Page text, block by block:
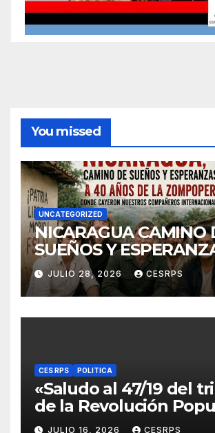
You missed
UNCATEGORIZED
NICARAGUA CAMINO
SUEÑOS Y ESPERANZAS.
años de La
donde cayeron
compañeros
internacionalistas.
JULIO 28, 2026 CESRPS
CES RPS POLITICA
«Saludo al 47/19 del
de la Revolución
Sandinista : Siempre +
JULIO 16, 2026 CESRPS